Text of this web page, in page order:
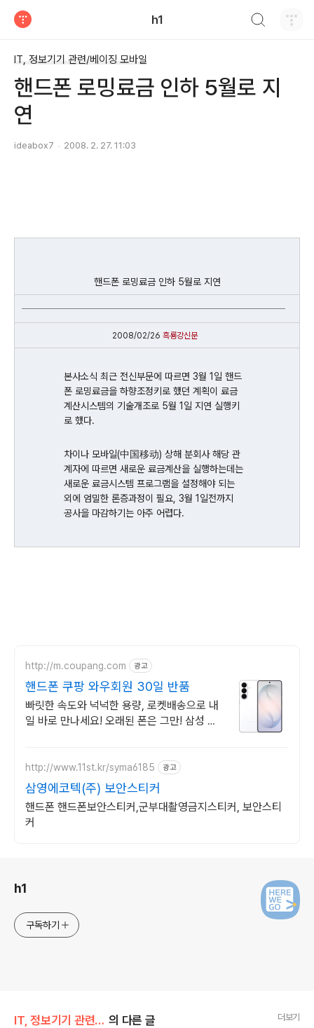
h1
IT, 정보기기 관련/베이징 모바일
핸드폰 로밍료금 인하 5월로 지
연
ideabox7 2008. 2. 27. 11:03
핸드폰 로밍료금 인하 5월로 지연
2008/02/26 흑룡강신문
본사소식 최근 전신부문에 따르면 3월 1일 핸드
폰 로밍료금을 하향조정키로 했던 계획이 료금
계산시스템의 기술개조로 5월 1일 지연 실행키
로 했다.
차이나 모바일(中国移动) 상해 분회사 해당 관
계자에 따르면 새로운 료금계산을 실행하는데는
새로운 료금시스템 프로그램을 설정해야 되는
외에 엄밀한 론증과정이 필요, 3월 1일전까지
공사을 마감하기는 아주 어렵다.
http://m.coupang.com 광고
핸드폰 쿠팡 와우회원 30일 반품
빠릿한 속도와 넉넉한 용량, 로켓배송으로 내
일 바로 만나세요! 오래된 폰은 그만! 삼성 갤
http://www.11st.kr/syma6185 광고
삼영에코텍(주) 보안스티커
핸드폰 핸드폰보안스티커,군부대촬영금지스티커, 보안스티
커
h1
구독하기
IT, 정보기기 관련/베이징 모바일 의 다른 글 더보기